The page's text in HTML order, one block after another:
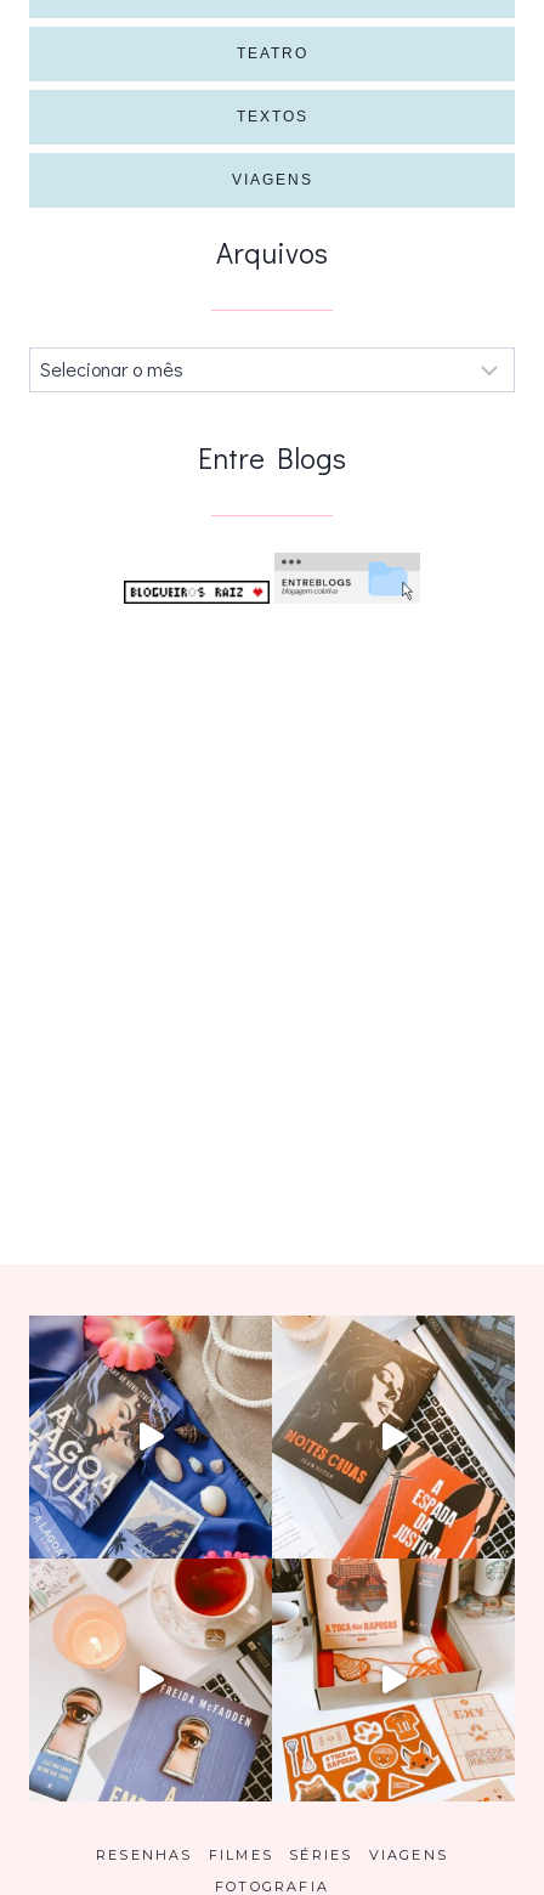
TEATRO
TEXTOS
VIAGENS
Arquivos
Arquivos
Entre Blogs
RESENHAS FILMES SÉRIES
VIAGENS
FOTOGRAFIA